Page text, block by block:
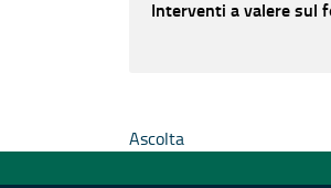
Interventi a valere sul
Ascolta